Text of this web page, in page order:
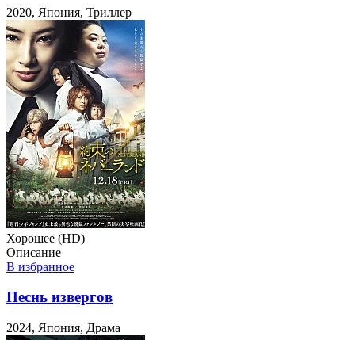
2020, Япония, Триллер
Хорошее (HD)
Описание
В избранное
Песнь извергов
2024, Япония, Драма